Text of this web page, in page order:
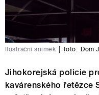
Ilustrační snímek foto: Dom J
Jihokorejská policie
kavárenského řetězce